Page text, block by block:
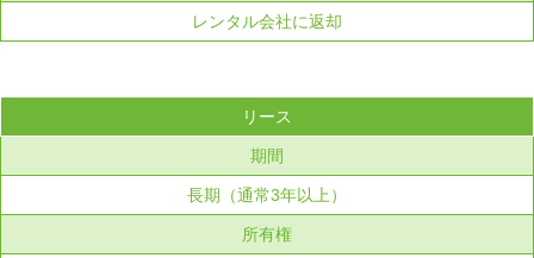
レンタル会社に返却
リース
期間
長期（通常3年以上）
所有権